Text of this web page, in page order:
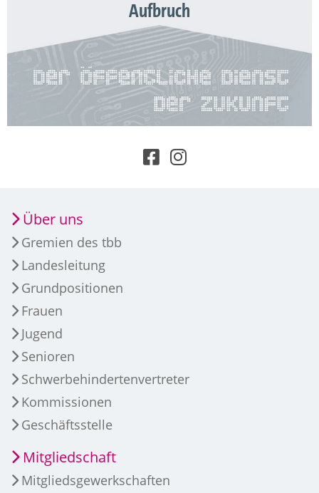
Aufbruch
Über uns
Gremien des tbb
Landesleitung
Grundpositionen
Frauen
Jugend
Senioren
Schwerbehindertenvertreter
Kommissionen
Geschäftsstelle
Mitgliedschaft
Mitgliedsgewerkschaften